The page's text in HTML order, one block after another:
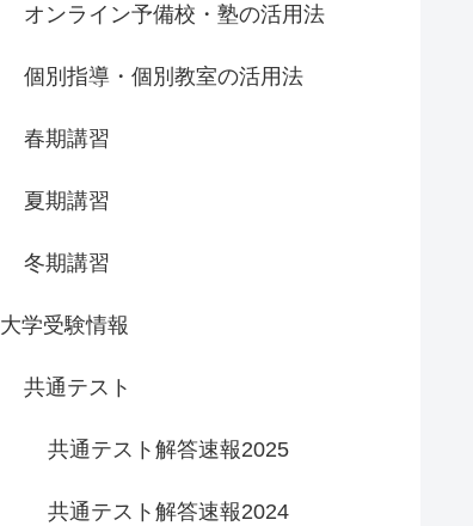
オンライン予備校・塾の活用法
個別指導・個別教室の活用法
春期講習
夏期講習
冬期講習
大学受験情報
共通テスト
共通テスト解答速報2025
共通テスト解答速報2024